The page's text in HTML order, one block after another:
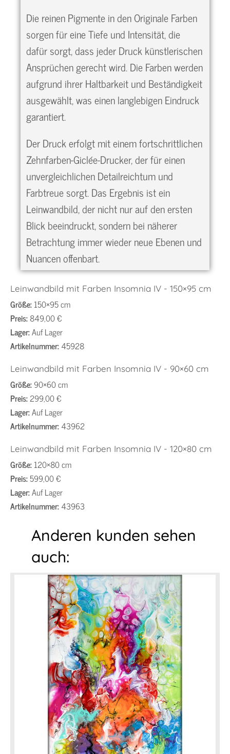
Die reinen Pigmente in den Originale Farben
sorgen für eine Tiefe und Intensität, die
dafür sorgt, dass jeder Druck künstlerischen
Ansprüchen gerecht wird. Die Farben werden
aufgrund ihrer Haltbarkeit und Beständigkeit
ausgewählt, was einen langlebigen Eindruck
garantiert.
Der Druck erfolgt mit einem fortschrittlichen
Zehnfarben-Giclée-Drucker, der für einen
unvergleichlichen Detailreichtum und
Farbtreue sorgt. Das Ergebnis ist ein
Leinwandbild, der nicht nur auf den ersten
Blick beeindruckt, sondern bei näherer
Betrachtung immer wieder neue Ebenen und
Nuancen offenbart.
Leinwandbild mit Farben Insomnia IV - 150×95 cm
Größe:150×95 cm
Preis:849,00 €
Lager:Auf Lager
Artikelnummer:45928
Leinwandbild mit Farben Insomnia IV - 90×60 cm
Größe:90×60 cm
Preis:299,00 €
Lager:Auf Lager
Artikelnummer:43962
Leinwandbild mit Farben Insomnia IV - 120×80 cm
Größe:120×80 cm
Preis:599,00 €
Lager:Auf Lager
Artikelnummer:43963
Anderen kunden sehen
auch: